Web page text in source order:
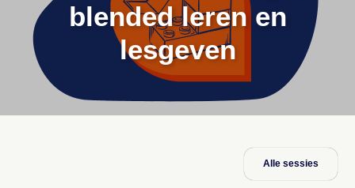
blended leren en
lesgeven
Alle sessies